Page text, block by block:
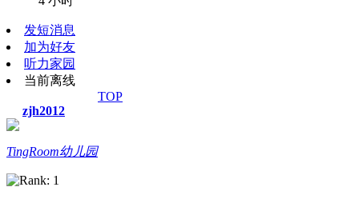
发短消息
加为好友
听力家园
当前离线
TOP
zjh2012
TingRoom幼儿园